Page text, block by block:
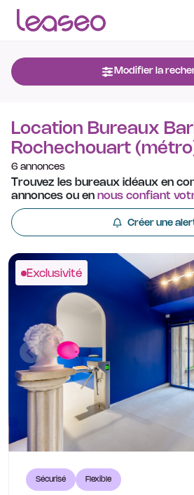
Modifier la
Location Bureaux
Rochechouart
6 annonces
Trouvez les bureaux idéaux en
annonces ou en nous confiant
Créer une
Exclusivité
Sécurisé Flexible